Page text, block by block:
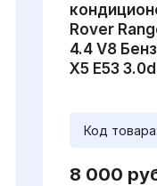
Rover
4.4 V8
X5 E53
Код товара:
8 000